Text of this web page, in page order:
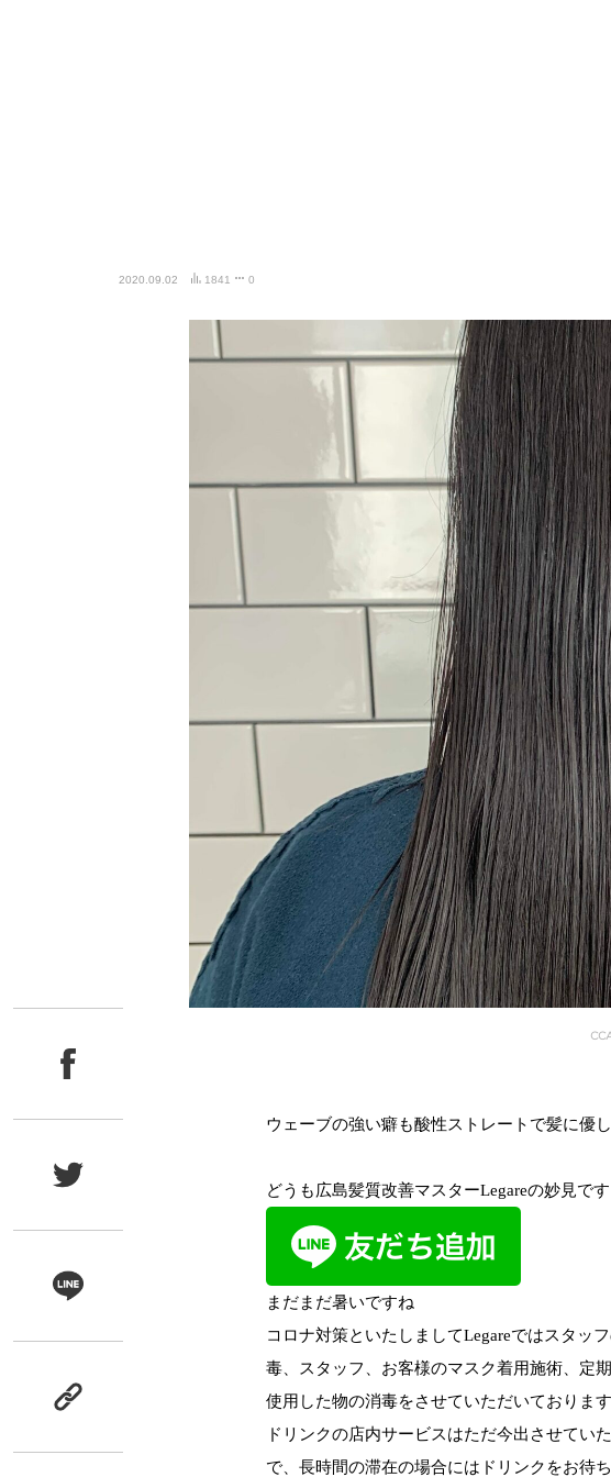
2020.09.02 1841 0
ウェーブの強い癖も酸性ストレートで髪に優
どうも広島髪質改善マスターLegareの妙見です
まだまだ暑いですね
コロナ対策といたしましてLegareではスタッ
毒、スタッフ、お客様のマスク着用施術、定
使用した物の消毒をさせていただいております
ドリンクの店内サービスはただ今出させてい
で、長時間の滞在の場合にはドリンクをお待